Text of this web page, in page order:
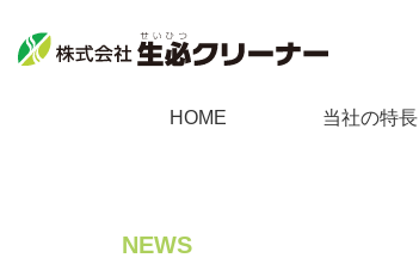
生必クリーナーについて
HOME 当社の特長
NEWS